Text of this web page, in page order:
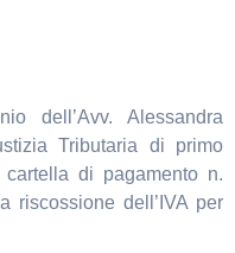
dell’Avv. Alessandra
Tributaria di primo
di pagamento n.
riscossione dell’IVA per